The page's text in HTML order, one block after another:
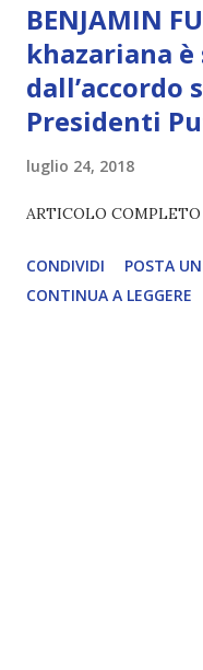
BENJAMIN
khazariana
dall’accordo
Presidenti
luglio 24, 2018
ARTICOLO COMPLETO
CONDIVIDI
POSTA
CONTINUA A LEGGERE